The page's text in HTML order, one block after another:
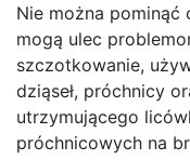
Nie można pominąć
mogą ulec
szczotkowanie,
dziąseł, próchnicy
utrzymującego
próchnicowych na